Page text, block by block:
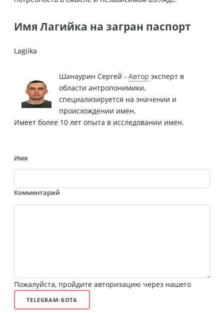
Имя Лагийка на загран паспорт
Lagiika
Шанаурин Сергей - Автор эксперт в
области антропонимики,
специализируется на значении и
происхождении имен.
Имеет более 10 лет опыта в исследовании имен.
Имя
Комментарий
Пожалуйста, пройдите авторизацию через нашего
TELEGRAM-БОТА